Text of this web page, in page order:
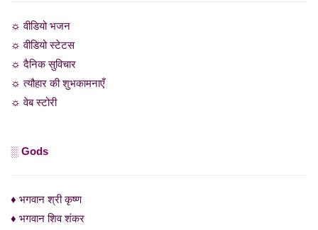
☼ वीडियो भजन
☼ वीडियो स्टेटस
☼ दैनिक सुविचार
☼ त्यौहार की शुभकामनाएँ
☼ वेब स्टोरी
░ Gods
♦ भगवान श्री कृष्ण
♦ भगवान शिव शंकर